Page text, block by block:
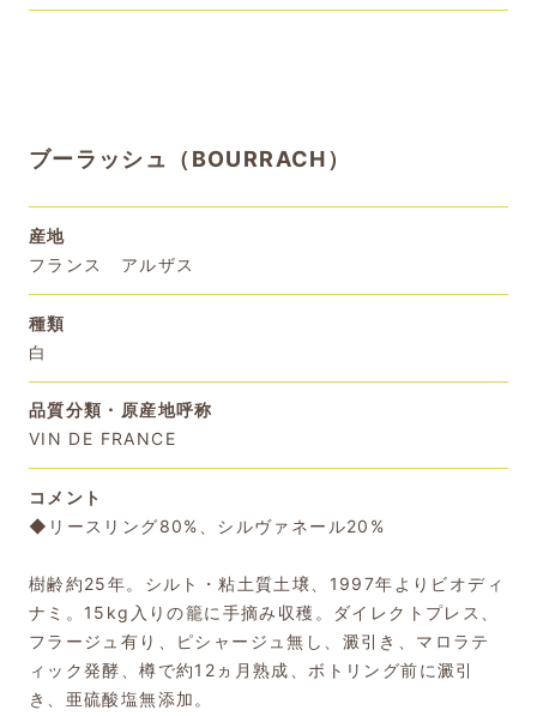
ブーラッシュ（BOURRACH）
産地
フランス アルザス
種類
白
品質分類・原産地呼称
VIN DE FRANCE
コメント
◆リースリング80%、シルヴァネール20%
樹齢約25年。シルト・粘土質土壌、1997年よりビオディ
ナミ。15kg入りの籠に手摘み収穫。ダイレクトプレス、
フラージュ有り、ピシャージュ無し、澱引き、マロラテ
ィック発酵、樽で約12ヵ月熟成、ボトリング前に澱引
き、亜硫酸塩無添加。